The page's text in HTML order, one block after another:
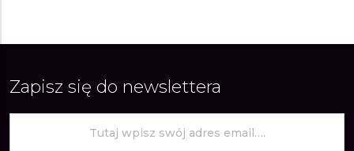
Zapisz się do newslettera